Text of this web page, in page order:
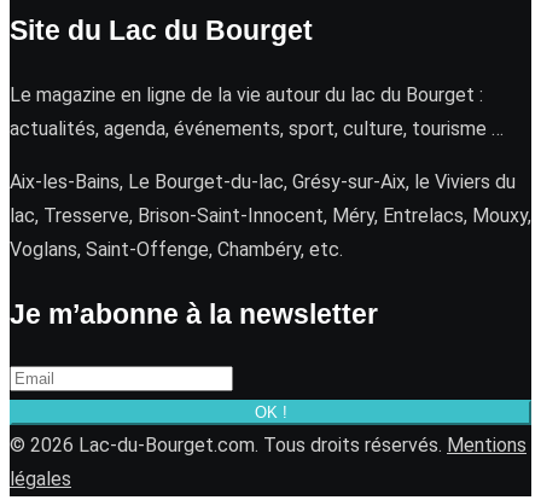
Site du Lac du Bourget
Le magazine en ligne de la vie autour du lac du Bourget :
actualités, agenda, événements, sport, culture, tourisme …
Aix-les-Bains, Le Bourget-du-lac, Grésy-sur-Aix, le Viviers du
lac, Tresserve, Brison-Saint-Innocent, Méry, Entrelacs, Mouxy,
Voglans, Saint-Offenge, Chambéry, etc.
Je m’abonne à la newsletter
OK !
© 2026 Lac-du-Bourget.com. Tous droits réservés. Mentions
légales